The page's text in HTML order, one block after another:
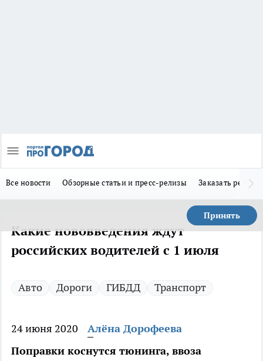
Все новости Обзорные статьи и пресс-релизы Заказать
Принять
Какие нововведения ждут
российских водителей с 1 июля
Авто Дороги ГИБДД Транспорт
24 июня 2020
Алёна Дорофеева
Поправки коснутся тюнинга, ввоза